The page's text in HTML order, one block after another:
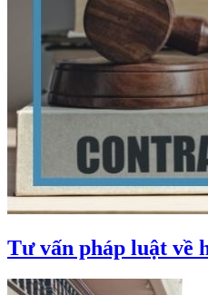
Tư vấn pháp luật về